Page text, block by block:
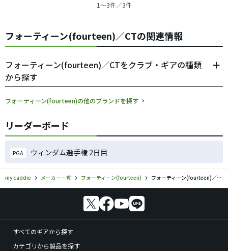
1〜3件／3件
フォーティーン(fourteen)／CTの関連情報
フォーティーン(fourteen)／CTをクラブ・ギアの種類
から探す
フォーティーン(fourteen)の他のブランドを探す
リーダーボード
PGA ウィンダム選手権 2日目
my caddie メーカー一覧 フォーティーン(fourteen) フォーティーン(fourteen)／CTのゴルフギアの口コミ評価
すべてのギアから探す
カテゴリから製品を探す